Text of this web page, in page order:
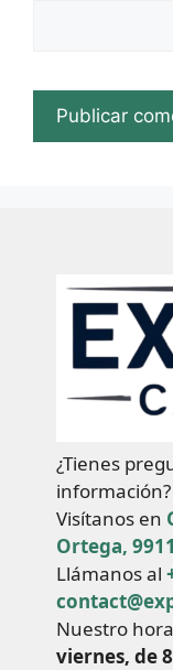
¿Tienes
Visítanos en
Ortega,
Llámanos al
Nuestro
viernes, de